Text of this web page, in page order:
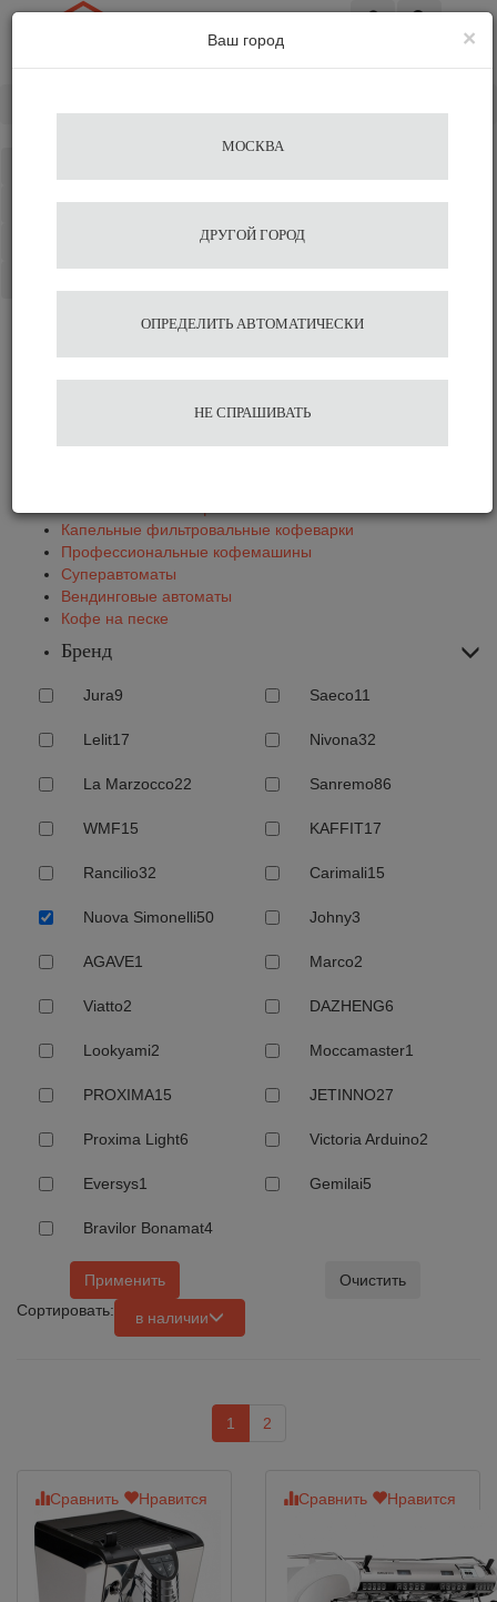
Избранное
Кофемашины Nuova Simonelli
Капельные фильтровальные кофеварки
Профессиональные кофемашины
Суперавтоматы
Вендинговые автоматы
Кофе на песке
Бренд
Jura9 Saeco11
Lelit17 Nivona32
La Marzocco22 Sanremo86
WMF15 KAFFIT17
Rancilio32 Carimali15
Nuova Simonelli50 Johny3
AGAVE1 Marco2
Viatto2 DAZHENG6
Lookyami2 Moccamaster1
PROXIMA15 JETINNO27
Proxima Light6 Victoria Arduino2
Eversys1 Gemilai5
Bravilor Bonamat4
Применить
Очистить
Сортировать:
в наличии
1 2
Сравнить Нравится Сравнить Нравится
×
Ваш город
МОСКВА
ДРУГОЙ ГОРОД
ОПРЕДЕЛИТЬ АВТОМАТИЧЕСКИ
НЕ СПРАШИВАТЬ